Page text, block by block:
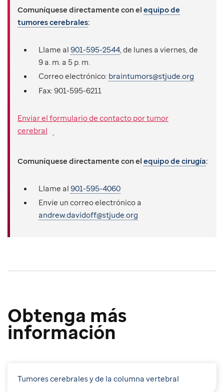
Comuníquese directamente con el equipo de
tumores cerebrales:
Llame al 901-595-2544 , de lunes a viernes, de
9 a. m. a 5 p. m.
Correo electrónico: braintumors@stjude.org
Fax:901-595-6211
Enviar el formulario de contacto por tumor
cerebral
Comuníquese directamente con el equipo de cirugía:
Llame al 901-595-4060
Envíe un correo electrónico a
andrew.davidoff@stjude.org
Obtenga más
información
Tumores cerebrales y de la columna vertebral